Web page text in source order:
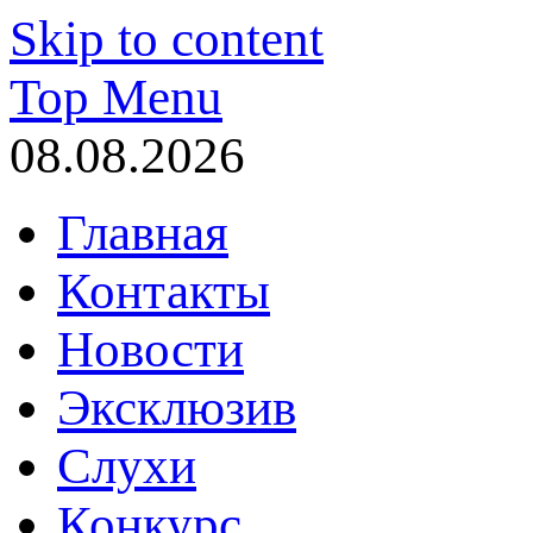
Skip to content
Top Menu
08.08.2026
Главная
Контакты
Новости
Эксклюзив
Слухи